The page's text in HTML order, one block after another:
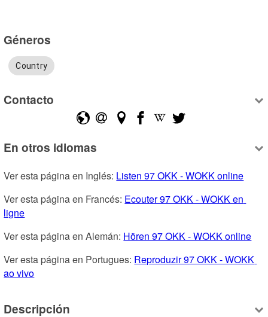
Géneros
Country
Contacto
En otros idiomas
Ver esta página en Inglés: Listen 97 OKK - WOKK online
Ver esta página en Francés: Ecouter 97 OKK - WOKK en
ligne
Ver esta página en Alemán: Hören 97 OKK - WOKK online
Ver esta página en Portugues: Reproduzir 97 OKK - WOKK
ao vivo
Descripción